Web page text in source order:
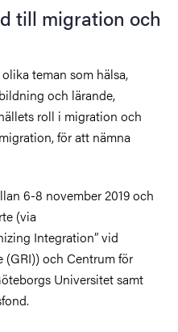
till migration och
teman som hälsa,
och lärande,
roll i migration och
för att nämna
6-8 november 2019 och
(via
Integration” vid
och Centrum för
Universitet samt